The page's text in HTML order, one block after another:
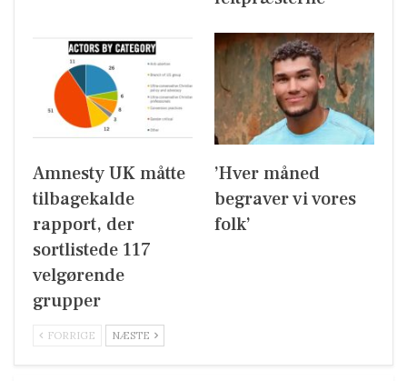
Amnesty UK måtte
tilbagekalde
rapport, der
sortlistede 117
velgørende
grupper
’Hver måned
begraver vi vores
folk’
FORRIGE NÆSTE